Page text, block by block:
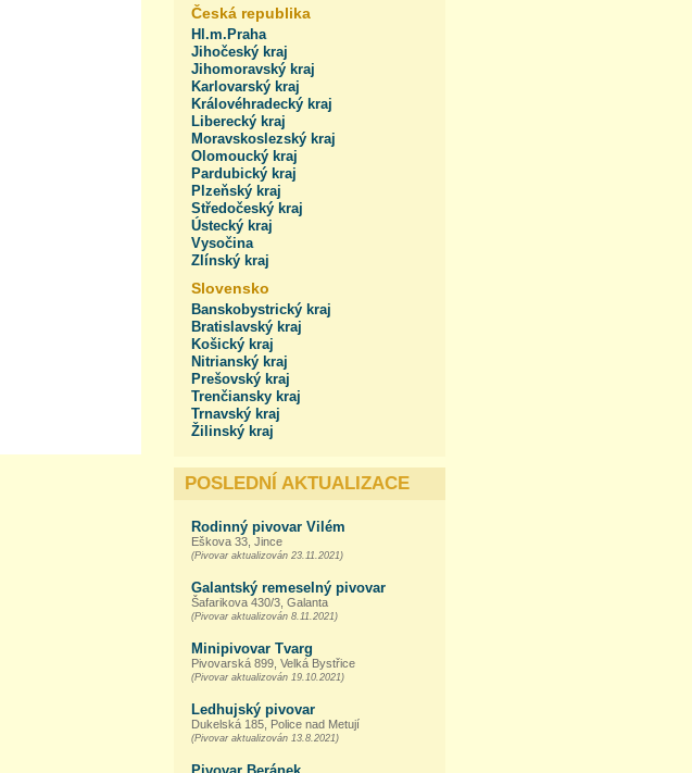
Česká republika
Hl.m.Praha
Jihočeský kraj
Jihomoravský kraj
Karlovarský kraj
Královéhradecký kraj
Liberecký kraj
Moravskoslezský kraj
Olomoucký kraj
Pardubický kraj
Plzeňský kraj
Středočeský kraj
Ústecký kraj
Vysočina
Zlínský kraj
Slovensko
Banskobystrický kraj
Bratislavský kraj
Košický kraj
Nitrianský kraj
Prešovský kraj
Trenčiansky kraj
Trnavský kraj
Žilinský kraj
POSLEDNÍ AKTUALIZACE
Rodinný pivovar Vilém
Eškova 33, Jince
(Pivovar aktualizován 23.11.2021)
Galantský remeselný pivovar
Šafarikova 430/3, Galanta
(Pivovar aktualizován 8.11.2021)
Minipivovar Tvarg
Pivovarská 899, Velká Bystřice
(Pivovar aktualizován 19.10.2021)
Ledhujský pivovar
Dukelská 185, Police nad Metují
(Pivovar aktualizován 13.8.2021)